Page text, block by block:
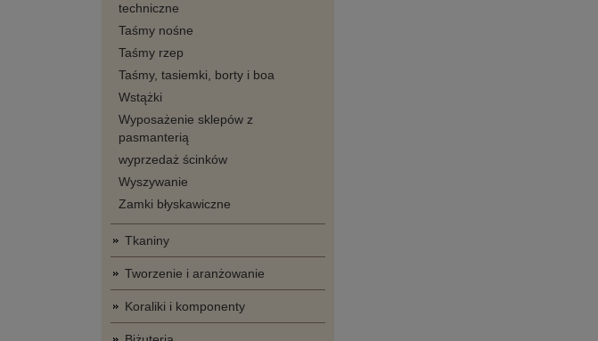
techniczne
Taśmy nośne
Taśmy rzep
Taśmy, tasiemki, borty i boa
Wstążki
Wyposażenie sklepów z
pasmanterią
wyprzedaż ścinków
Wyszywanie
Zamki błyskawiczne
Tkaniny
Tworzenie i aranżowanie
Koraliki i komponenty